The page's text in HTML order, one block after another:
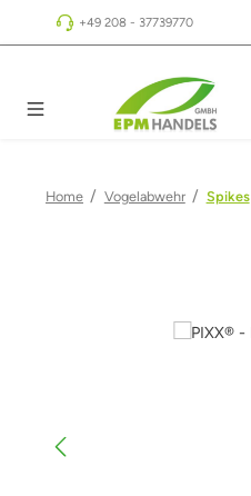
Zum Hauptinhalt springen
+49 208 - 37739770
Home / Vogelabwehr / Spikes
Bildergalerie überspringen